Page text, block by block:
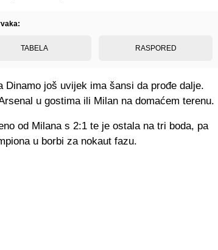
TABELA RASPORED
Dinamo još uvijek ima šansi da prođe dalje.
u gostima ili Milan na domaćem terenu.
od Milana s 2:1 te je ostala na tri boda, pa
u borbi za nokaut fazu.